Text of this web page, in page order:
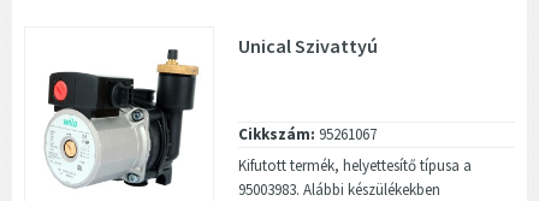
Unical Szivattyú
Cikkszám: 95261067
Kifutott termék, helyettesítő típusa a
95003983. Alábbi készülékekben